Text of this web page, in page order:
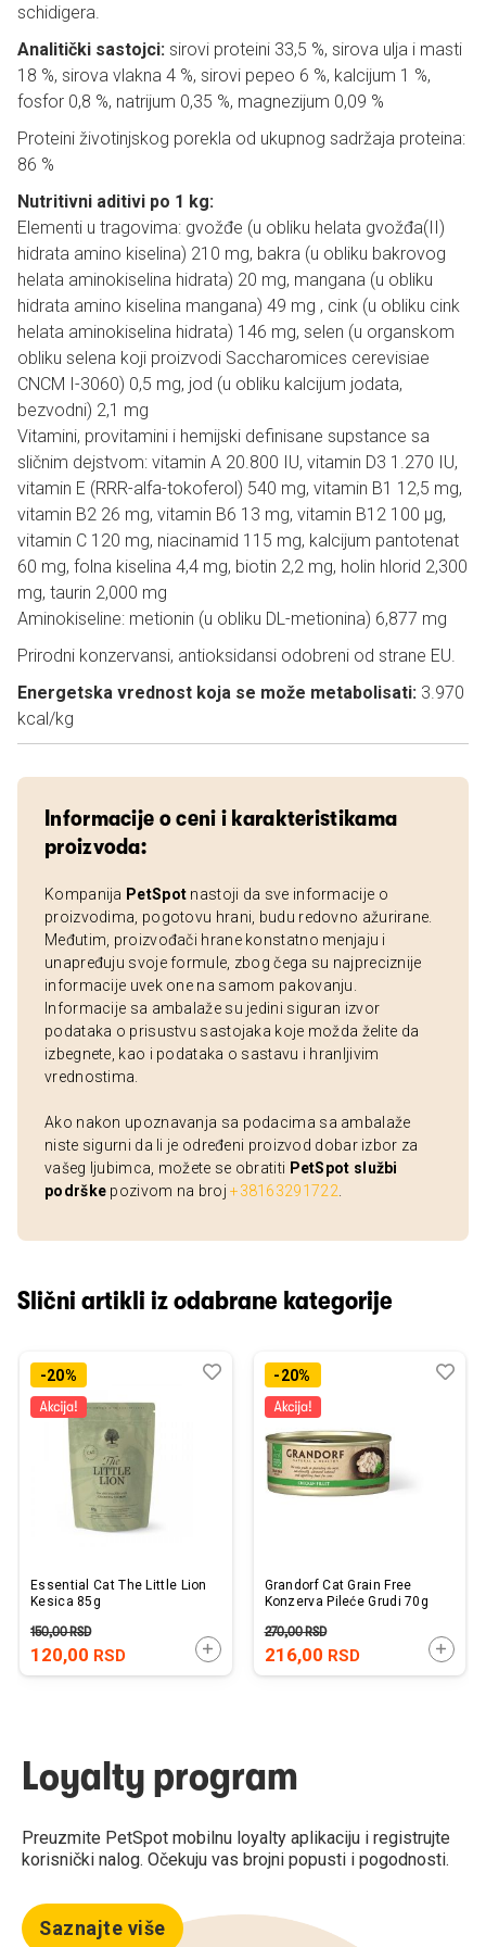
schidigera.
Analitički sastojci: sirovi proteini 33,5 %, sirova ulja i masti
18 %, sirova vlakna 4 %, sirovi pepeo 6 %, kalcijum 1 %,
fosfor 0,8 %, natrijum 0,35 %, magnezijum 0,09 %
Proteini životinjskog porekla od ukupnog sadržaja proteina:
86 %
Nutritivni aditivi po 1 kg:
Elementi u tragovima: gvožđe (u obliku helata gvožđa(II)
hidrata amino kiselina) 210 mg, bakra (u obliku bakrovog
helata aminokiselina hidrata) 20 mg, mangana (u obliku
hidrata amino kiselina mangana) 49 mg , cink (u obliku cink
helata aminokiselina hidrata) 146 mg, selen (u organskom
obliku selena koji proizvodi Saccharomices cerevisiae
CNCM I-3060) 0,5 mg, jod (u obliku kalcijum jodata,
bezvodni) 2,1 mg
Vitamini, provitamini i hemijski definisane supstance sa
sličnim dejstvom: vitamin A 20.800 IU, vitamin D3 1.270 IU,
vitamin E (RRR-alfa-tokoferol) 540 mg, vitamin B1 12,5 mg,
vitamin B2 26 mg, vitamin B6 13 mg, vitamin B12 100 µg,
vitamin C 120 mg, niacinamid 115 mg, kalcijum pantotenat
60 mg, folna kiselina 4,4 mg, biotin 2,2 mg, holin hlorid 2,300
mg, taurin 2,000 mg
Aminokiseline: metionin (u obliku DL-metionina) 6,877 mg
Prirodni konzervansi, antioksidansi odobreni od strane EU.
Energetska vrednost koja se može metabolisati: 3.970
kcal/kg
Informacije o ceni i karakteristikama
proizvoda:
Kompanija PetSpot nastoji da sve informacije o
proizvodima, pogotovu hrani, budu redovno ažurirane.
Međutim, proizvođači hrane konstatno menjaju i
unapređuju svoje formule, zbog čega su najpreciznije
informacije uvek one na samom pakovanju.
Informacije sa ambalaže su jedini siguran izvor
podataka o prisustvu sastojaka koje možda želite da
izbegnete, kao i podataka o sastavu i hranljivim
vrednostima.
Ako nakon upoznavanja sa podacima sa ambalaže
niste sigurni da li je određeni proizvod dobar izbor za
vašeg ljubimca, možete se obratiti PetSpot službi
podrške pozivom na broj+38163291722
Slični artikli iz odabrane kategorije
-20%
Essential Cat The Little Lion
Kesica 85g
120,00 RSD
150,00RSD
DODAJTE U KORPU
Dodaj
Uporedi-20%
Grandorf Cat Grain Free
Konzerva Pileće Grudi 70g
216,00 RSD
270,00RSD
Loyalty program
Preuzmite PetSpot mobilnu loyalty aplikaciju i registrujte
korisnički nalog. Očekuju vas brojni popusti i pogodnosti.
Saznajte više